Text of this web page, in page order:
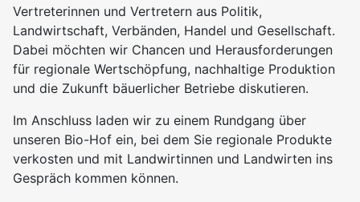
Vertreterinnen und Vertretern aus Politik,
Landwirtschaft, Verbänden, Handel und Gesellschaft.
Dabei möchten wir Chancen und Herausforderungen
für regionale Wertschöpfung, nachhaltige Produktion
und die Zukunft bäuerlicher Betriebe diskutieren.
Im Anschluss laden wir zu einem Rundgang über
unseren Bio-Hof ein, bei dem Sie regionale Produkte
verkosten und mit Landwirtinnen und Landwirten ins
Gespräch kommen können.